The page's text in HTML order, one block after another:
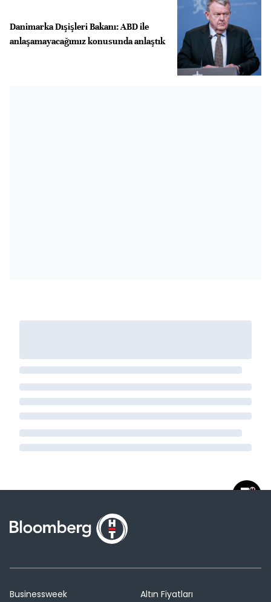
Danimarka Dışişleri Bakanı: ABD ile
anlaşamayacağımız konusunda anlaştık
Businessweek
Altın Fiyatları